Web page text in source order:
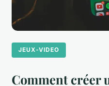
JEUX-VIDEO
Comment créer